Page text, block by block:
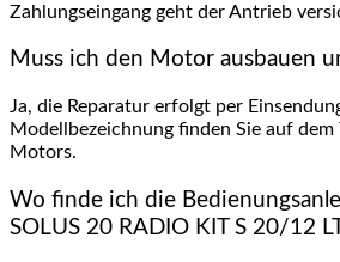
Zahlungseingang geht der Antrieb
Muss ich den Motor ausbauen
Ja, die Reparatur erfolgt per
Modellbezeichnung finden Sie auf dem
Motors.
Wo finde ich die
SOLUS 20 RADIO KIT S 20/12